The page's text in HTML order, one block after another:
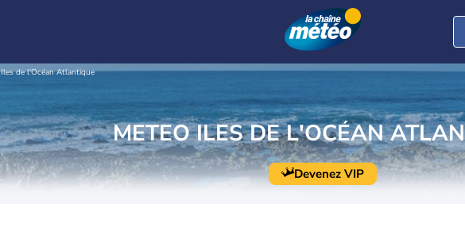
Iles de l'Océan Atlantique
METEO ILES DE L'OCÉAN
Devenez VIP